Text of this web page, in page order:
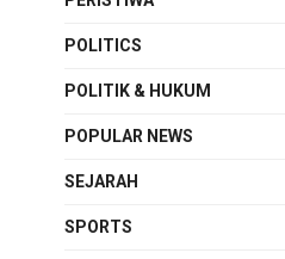
POLITICS
POLITIK & HUKUM
POPULAR NEWS
SEJARAH
SPORTS